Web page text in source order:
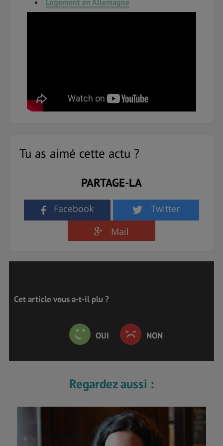
Logement en Allemagne
Tu as aimé cette actu ?
PARTAGE-LA
Facebook
Twitter
Mail
Cet article vous a-t-il plu ?
OUI NON
Regardez aussi :